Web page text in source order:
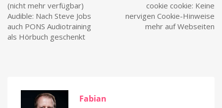
(nicht mehr verfügbar)
Audible: Nach Steve Jobs
auch PONS Audiotraining
als Hörbuch geschenkt
cookie cookie: Keine
nervigen Cookie-Hinweise
mehr auf Webseiten
Fabian